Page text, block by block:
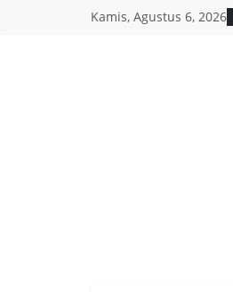
Kamis, Agustus 6, 2026